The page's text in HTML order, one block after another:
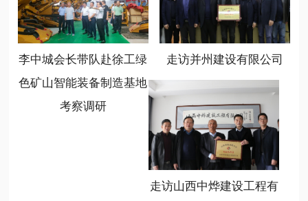
是该会打造的一个重点分会，也是形
成行业新质生产力发展的引擎。 (山
西省商业联合会党支部书记冯学亮)
(山西省商业联合会新智造分会会长温
作洧) 新任会长、徐工绿色矿山智能
装备制造基地总经理温作洧表示，要
充分利用好平台，发挥好作用，学习
掌握政策，规范自律发展，链接优质
资源，聚焦基础前沿和行业方向，开
展广泛对接合作，共享发展成果。要
勇于担当，不辱使命，坚持新智造、
李中城会长带队赴徐工绿
色矿山智能装备制造基地
考察调研
走访并州建设有限公司
走访山西中烨建设工程有